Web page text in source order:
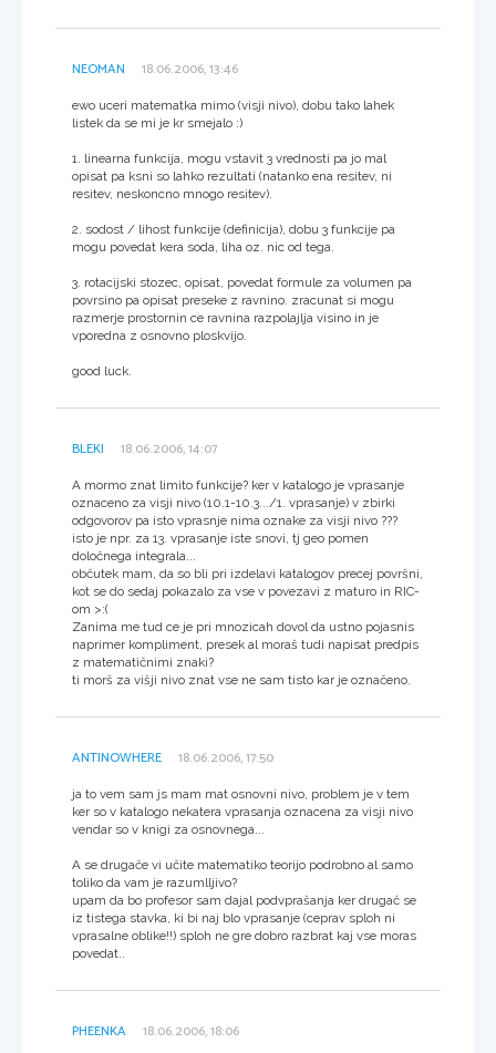
NEOMAN 18.06.2006, 13:46
ewo uceri matematka mimo (visji nivo), dobu tako lahek
listek da se mi je kr smejalo :)
1. linearna funkcija, mogu vstavit 3 vrednosti pa jo mal
opisat pa ksni so lahko rezultati (natanko ena resitev, ni
resitev, neskoncno mnogo resitev).
2. sodost / lihost funkcije (definicija), dobu 3 funkcije pa
mogu povedat kera soda, liha oz. nic od tega.
3. rotacijski stozec, opisat, povedat formule za volumen pa
povrsino pa opisat preseke z ravnino. zracunat si mogu
razmerje prostornin ce ravnina razpolajlja visino in je
vporedna z osnovno ploskvijo.
good luck.
BLEKI 18.06.2006, 14:07
A mormo znat limito funkcije? ker v katalogo je vprasanje
oznaceno za visji nivo (10.1-10.3.../1. vprasanje) v zbirki
odgovorov pa isto vprasnje nima oznake za visji nivo ???
isto je npr. za 13. vprasanje iste snovi, tj geo pomen
določnega integrala...
občutek mam, da so bli pri izdelavi katalogov precej površni,
kot se do sedaj pokazalo za vse v povezavi z maturo in RIC-
om >:(
Zanima me tud ce je pri mnozicah dovol da ustno pojasnis
naprimer kompliment, presek al moraš tudi napisat predpis
z matematičnimi znaki?
ti morš za višji nivo znat vse ne sam tisto kar je označeno.
ANTINOWHERE 18.06.2006, 17:50
ja to vem sam js mam mat osnovni nivo, problem je v tem
ker so v katalogo nekatera vprasanja oznacena za visji nivo
vendar so v knigi za osnovnega...
A se drugače vi učite matematiko teorijo podrobno al samo
toliko da vam je razumlljivo?
upam da bo profesor sam dajal podvprašanja ker drugač se
iz tistega stavka, ki bi naj blo vprasanje (ceprav sploh ni
vprasalne oblike!!) sploh ne gre dobro razbrat kaj vse moras
povedat..
PHEENKA 18.06.2006, 18:06